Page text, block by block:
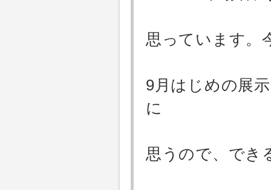
思っています。
9月はじめの展
に
思うので、でき